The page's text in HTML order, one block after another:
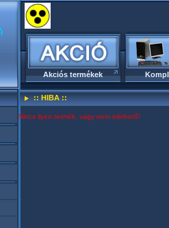
Akciós termékek
:: HIBA ::
Nincs ilyen termék, vagy nem elérhető!